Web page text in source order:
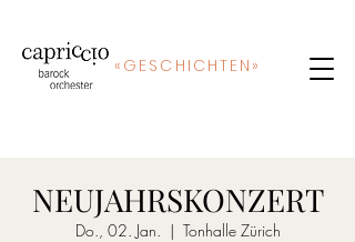
« GESCHICHTEN»
NEUJAHRSKONZERT
Do., 02. Jan.
  |
Tonhalle Zürich